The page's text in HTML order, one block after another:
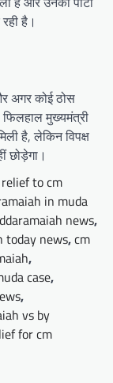
है।
अगर कोई ठोस
मुख्यमंत्री
है, लेकिन विपक्ष
छोड़ेगा।
to cm
in muda
news,
today news,cm
,
case,
,
vs by
for cm